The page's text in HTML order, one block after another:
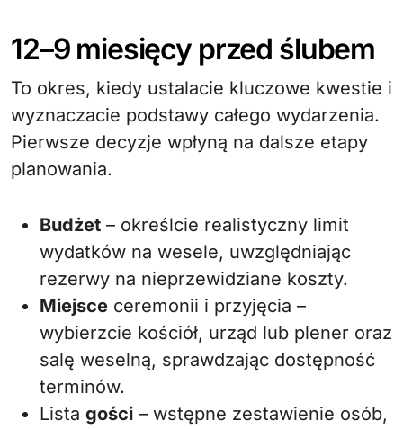
12–9 miesięcy przed ślubem
To okres, kiedy ustalacie kluczowe kwestie i
wyznaczacie podstawy całego wydarzenia.
Pierwsze decyzje wpłyną na dalsze etapy
planowania.
Budżet – określcie realistyczny limit
wydatków na wesele, uwzględniając
rezerwy na nieprzewidziane koszty.
Miejsce ceremonii i przyjęcia –
wybierzcie kościół, urząd lub plener oraz
salę weselną, sprawdzając dostępność
terminów.
Lista gości – wstępne zestawienie osób,